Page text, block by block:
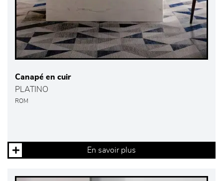
Canapé en cuir
PLATINO
ROM
En savoir plus